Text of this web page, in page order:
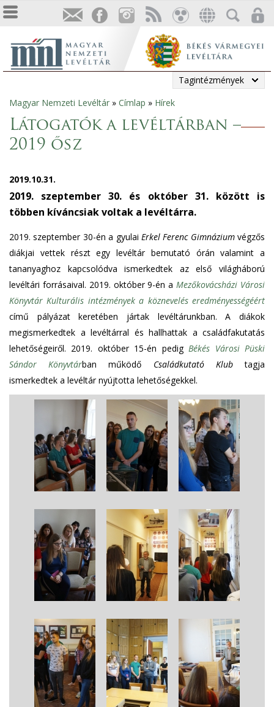
Tagintézmények
Jelenlegi
hely
Magyar Nemzeti Levéltár » Címlap » Hírek
Látogatók a levéltárban –
2019 ősz
2019.10.31.
2019. szeptember 30. és október 31. között is
többen kíváncsiak voltak a levéltárra.
2019. szeptember 30-én a gyulai Erkel Ferenc Gimnázium végzős
diákjai vettek részt egy levéltár bemutató órán valamint a
tananyaghoz kapcsolódva ismerkedtek az első világháború
levéltári forrásaival. 2019. október 9-én aMezőkovácsházi Városi
Könyvtár Kulturális intézmények a köznevelés eredményességéért
című pályázat keretében jártak levéltárunkban. A diákok
megismerkedtek a levéltárral és hallhattak a családfakutatás
lehetőségeiről. 2019. október 15-én pedigBékés Városi Püski
Sándor Könyvtárban működő Családkutató Klubtagja
ismerkedtek a levéltár nyújtotta lehetőségekkel.